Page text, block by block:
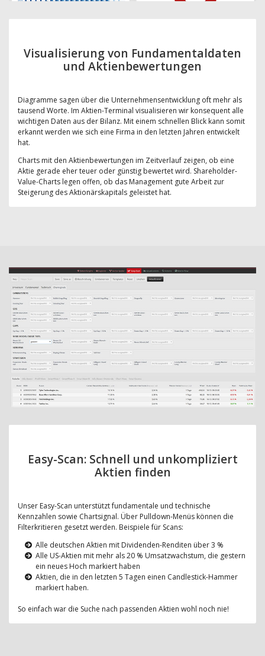
Visualisierung von Fundamentaldaten
und Aktienbewertungen
Diagramme sagen über die Unternehmensentwicklung oft mehr als
tausend Worte. Im Aktien-Terminal visualisieren wir konsequent alle
wichtigen Daten aus der Bilanz. Mit einem schnellen Blick kann somit
erkannt werden wie sich eine Firma in den letzten Jahren entwickelt
hat.
Charts mit den Aktienbewertungen im Zeitverlauf zeigen, ob eine
Aktie gerade eher teuer oder günstig bewertet wird. Shareholder-
Value-Charts legen offen, ob das Management gute Arbeit zur
Steigerung des Aktionärskapitals geleistet hat.
Easy-Scan: Schnell und unkompliziert
Aktien finden
Unser Easy-Scan unterstützt fundamentale und technische
Kennzahlen sowie Chartsignal. Über Pulldown-Menüs können die
Filterkritieren gesetzt werden. Beispiele für Scans:
Alle deutschen Aktien mit Dividenden-Renditen über 3 %
Alle US-Aktien mit mehr als 20 % Umsatzwachstum, die gestern
ein neues Hoch markiert haben
Aktien, die in den letzten 5 Tagen einen Candlestick-Hammer
markiert haben.
So einfach war die Suche nach passenden Aktien wohl noch nie!